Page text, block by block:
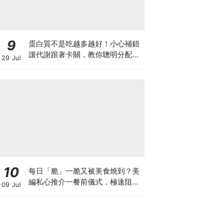
9
29 Jul
蛋白質不是吃越多越好！小心補錯
讓代謝跟著卡關，教你聰明分配三
10
09 Jul
每日「脆」一脆又被美食燒到？美
編私心推介一餐前儀式，極速阻碳